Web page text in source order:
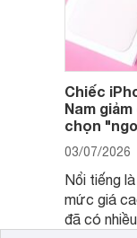
Chiếc
Nam
chọn
03/07/2026
Nổi tiếng
mức giá
đã có